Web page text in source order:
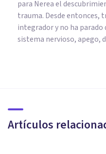
para Nerea el
trauma. Desde entonces,
integrador y no ha
sistema nervioso, apego,
Artículos
efectos y